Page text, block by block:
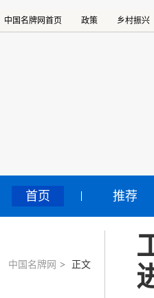
中国名牌网首页 政策 乡村振兴
首页 推荐
中国名牌网 > 正文